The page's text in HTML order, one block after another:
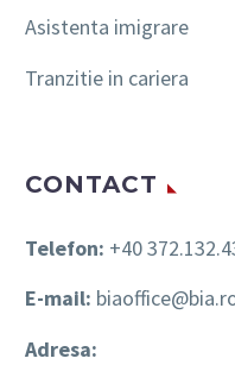
Asistenta imigrare
Tranzitie in cariera
CONTACT
Telefon: +40
E-mail:
Adresa: